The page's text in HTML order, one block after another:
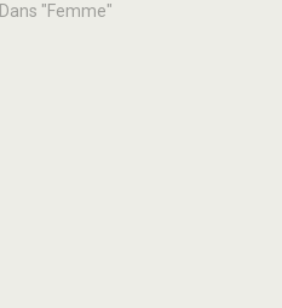
Dans "Femme"